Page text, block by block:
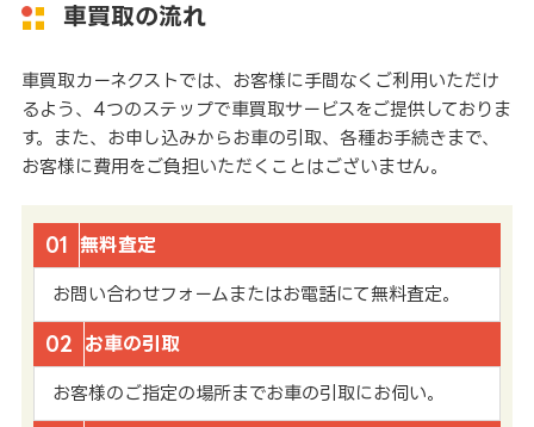
車買取の流れ
車買取カーネクストでは、お客様に手間なくご利用いただけ
るよう、4つのステップで車買取サービスをご提供しておりま
す。また、お申し込みからお車の引取、各種お手続きまで、
お客様に費用をご負担いただくことはございません。
01 無料査定
お問い合わせフォームまたはお電話にて無料査定。
02 お車の引取
お客様のご指定の場所までお車の引取にお伺い。